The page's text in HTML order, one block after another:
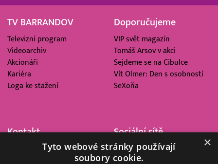
TV BARRANDOV
Televizní program
Videoarchiv
Akcionáři
Kariéra
Loga ke stažení
Doporučujeme
VIP svět magazín
Tomáš Arsov v akci
Sejdeme se na Cibulce
Vít Olmer: Den s osobností
SeXoňa
Kontakt
Barrandov Televizní Studio,
Sociální sítě
×
Tyto webové stránky používají
soubory cookie.